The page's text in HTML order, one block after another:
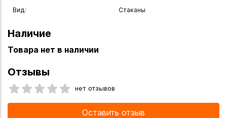
Вид: Стаканы
Наличие
Товара нет в наличии
Отзывы
нет отзывов
Оставить отзыв